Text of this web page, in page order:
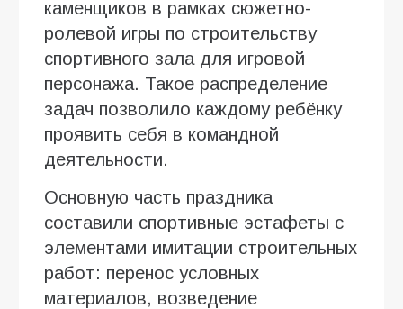
каменщиков в рамках сюжетно-
ролевой игры по строительству
спортивного зала для игровой
персонажа. Такое распределение
задач позволило каждому ребёнку
проявить себя в командной
деятельности.
Основную часть праздника
составили спортивные эстафеты с
элементами имитации строительных
работ: перенос условных
материалов, возведение